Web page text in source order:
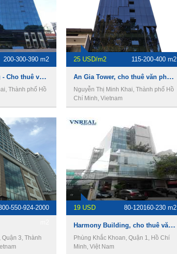
200-300-390 m2
Cienco 4 Building - Cho thuê văn phòng Quận 3
Thành phố Hồ
25 USD/m2 115-200-400 m2
An Gia Tower, cho thuê văn phòng Quận 3
Nguyễn Thị Minh Khai, Thành phố Hồ
Chí Minh, Vietnam
550-924-2000
3, Thành
19 USD 80-120160-230 m2
Harmony Building, cho thuê văn phòng Quận 1
Phùng Khắc Khoan, Quận 1, Hồ Chí
Minh, Việt Nam